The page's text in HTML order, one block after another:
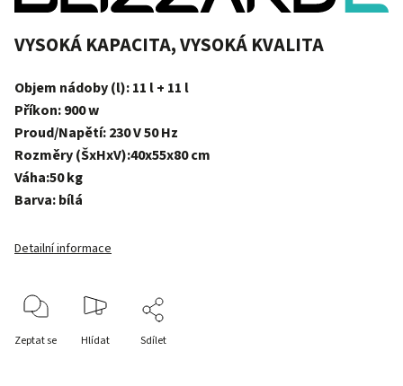
VYSOKÁ KAPACITA, VYSOKÁ KVALITA
Objem nádoby (l): 11 l + 11 l
Příkon: 900 w
Proud/Napětí: 230 V 50 Hz
Rozměry (ŠxHxV):40x55x80 cm
Váha:50 kg
Barva: bílá
Detailní informace
Zeptat se Hlídat Sdílet